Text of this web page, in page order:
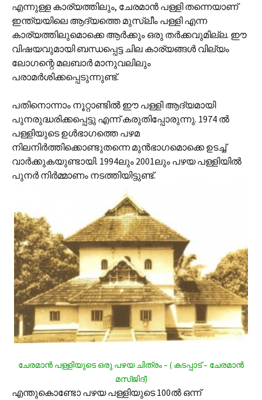
എന്നുള്ള കാര്യത്തിലും, ചേരമാന്‍ പള്ളി തന്നെയാണ്
ഇന്ത്യയിലെ ആദ്യത്തെ മുസ്ലീം പള്ളി എന്ന
കാര്യത്തിലുമൊക്കെ ആര്‍ക്കും ഒരു തര്‍ക്കവുമില്ല. ഈ
വിഷയവുമായി ബന്ധപ്പെട്ട ചില കാര്യങ്ങള്‍ വില്യം
ലോഗന്റെ മലബാര്‍ മാനുവലിലും
പരാമര്‍ശിക്കപ്പെടുന്നുണ്ട്.
പതിനൊന്നാം നൂറ്റാണ്ടില്‍ ഈ പള്ളി ആദ്യമായി
പുനരുദ്ധരിക്കപ്പെട്ടു എന്ന് കരുതിപ്പോരുന്നു. 1974 ല്‍
പള്ളിയുടെ ഉള്‍ഭാഗത്തെ പഴമ
നിലനിര്‍ത്തിക്കൊണ്ടുതന്നെ മുന്‍ഭാഗമൊക്കെ ഉടച്ച്
വാര്‍ക്കുകയുണ്ടായി. 1994ലും 2001ലും പഴയ പള്ളിയില്‍
പുനര്‍ നിര്‍മ്മാണം നടത്തിയിട്ടുണ്ട്.
ചേരമാന്‍ പള്ളിയുടെ ഒരു പഴയ ചിത്രം – ( കടപ്പാട് – ചേരമാന്‍
മസ്ജിദ്)
എന്തുകൊണ്ടോ പഴയ പള്ളിയുടെ 100ല്‍ ഒന്ന്